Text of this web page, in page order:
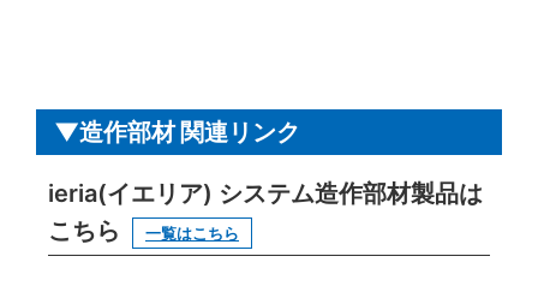
造作部材 関連リンク
ieria(イエリア) システム造作部材製品は
こちら
一覧はこちら